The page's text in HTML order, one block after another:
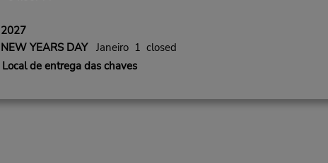
2027
NEW YEARS DAYJaneiro 1 closed
Local de entrega das chaves